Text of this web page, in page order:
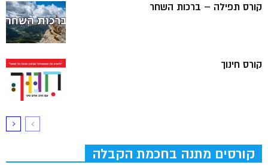
קורס תפילה – ברכות השחר
קורס חינוך
קורסים מתנה בחכמת הקבלה